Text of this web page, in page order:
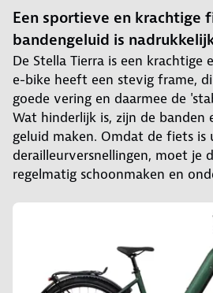
Een sportieve en krachtige
bandengeluid is
De Stella Tierra is een krachtige
e-bike heeft een stevig frame,
goede vering en daarmee de
Wat hinderlijk is, zijn de banden
geluid maken. Omdat de fiets
derailleurversnellingen, moet je
regelmatig schoonmaken en